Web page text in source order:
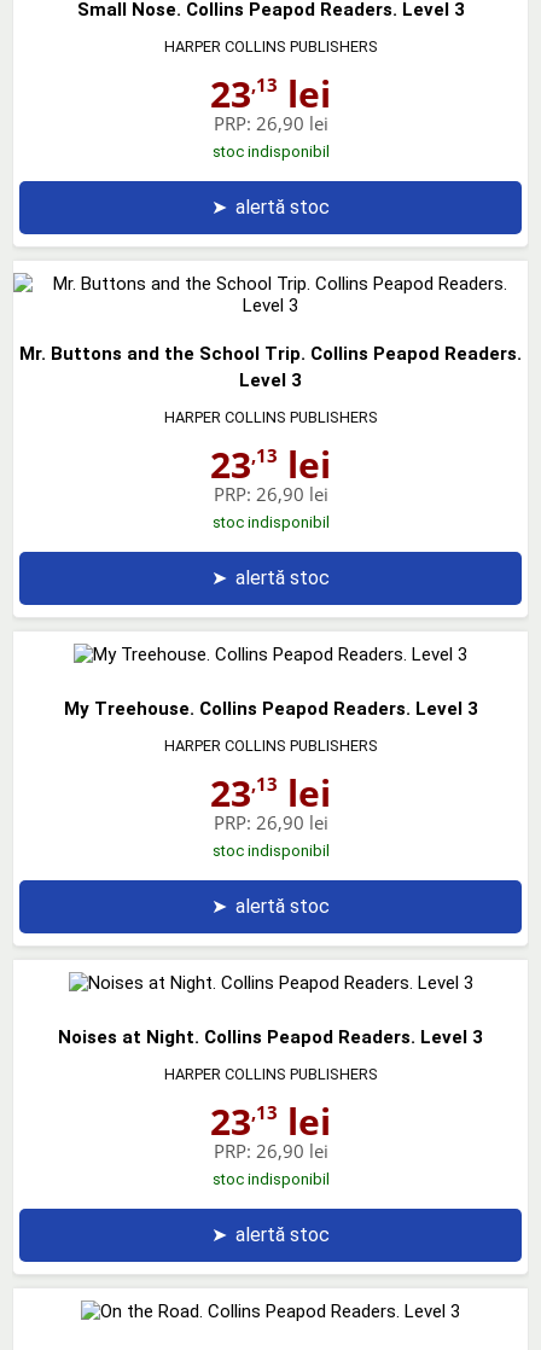
Small Nose. Collins Peapod Readers. Level 3
HARPER COLLINS PUBLISHERS
23,13 lei
PRP: 26,90 lei
stoc indisponibil
➤ alertă stoc
Mr. Buttons and the School Trip. Collins Peapod Readers.
Level 3
HARPER COLLINS PUBLISHERS
23,13 lei
PRP: 26,90 lei
stoc indisponibil
➤ alertă stoc
My Treehouse. Collins Peapod Readers. Level 3
HARPER COLLINS PUBLISHERS
23,13 lei
PRP: 26,90 lei
stoc indisponibil
➤ alertă stoc
Noises at Night. Collins Peapod Readers. Level 3
HARPER COLLINS PUBLISHERS
23,13 lei
PRP: 26,90 lei
stoc indisponibil
➤ alertă stoc